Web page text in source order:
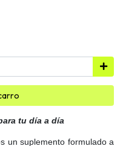
tu día a día
un suplemento formulado a